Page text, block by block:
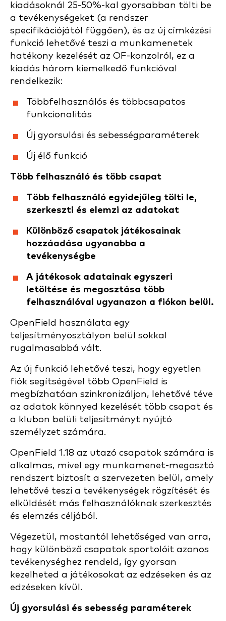
kiadásoknál 25-50%-kal gyorsabban tölti be
a tevékenységeket (a rendszer
specifikációjától függően), és az új címkézési
funkció lehetővé teszi a munkamenetek
hatékony kezelését az OF-konzolról, ez a
kiadás három kiemelkedő funkcióval
rendelkezik:
Többfelhasználós és többcsapatos
funkcionalitás
Új gyorsulási és sebességparaméterek
Új élő funkció
Több felhasználó és több csapat
Több felhasználó egyidejűleg tölti le,
szerkeszti és elemzi az adatokat
Különböző csapatok játékosainak
hozzáadása ugyanabba a
tevékenységbe
A játékosok adatainak egyszeri
letöltése és megosztása több
felhasználóval ugyanazon a fiókon belül.
OpenField használata egy
teljesítményosztályon belül sokkal
rugalmasabbá vált.
Az új funkció lehetővé teszi, hogy egyetlen
fiók segítségével több OpenField is
megbízhatóan szinkronizáljon, lehetővé téve
az adatok könnyed kezelését több csapat és
a klubon belüli teljesítményt nyújtó
személyzet számára.
OpenField 1.18 az utazó csapatok számára is
alkalmas, mivel egy munkamenet-megosztó
rendszert biztosít a szervezeten belül, amely
lehetővé teszi a tevékenységek rögzítését és
elküldését más felhasználóknak szerkesztés
és elemzés céljából.
Végezetül, mostantól lehetőséged van arra,
hogy különböző csapatok sportolóit azonos
tevékenységhez rendeld, így gyorsan
kezelheted a játékosokat az edzéseken és az
edzéseken kívül.
Új gyorsulási és sebesség paraméterek